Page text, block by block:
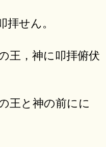
せん。
王，神に叩拝俯伏
王と神の前にに